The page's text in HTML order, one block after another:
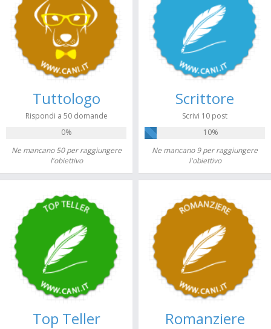
Tuttologo
Rispondi a 50 domande
0%
Ne mancano 50 per raggiungere
l'obiettivo
Scrittore
Scrivi 10 post
10%
Ne mancano 9 per raggiungere
l'obiettivo
Top Teller Romanziere